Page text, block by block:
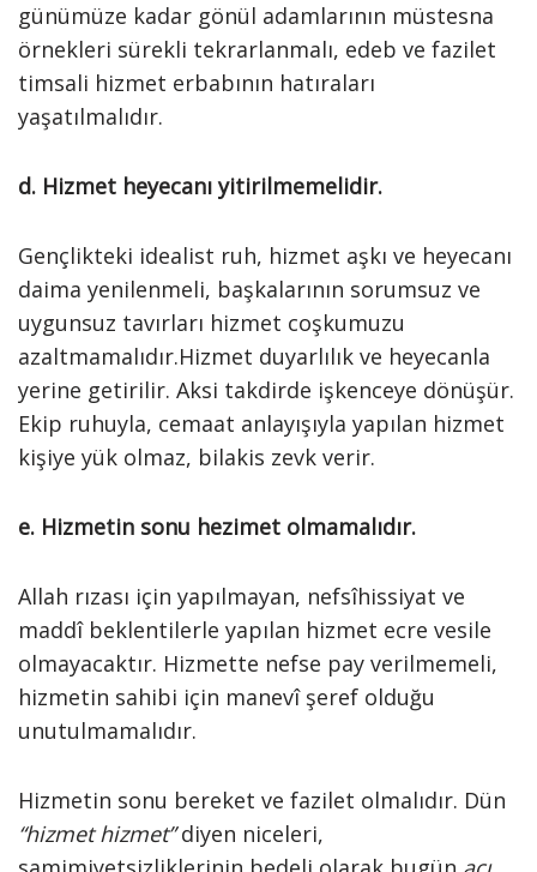
günümüze kadar gönül adamlarının müstesna
örnekleri sürekli tekrarlanmalı, edeb ve fazilet
timsali hizmet erbabının hatıraları
yaşatılmalıdır.
d. Hizmet heyecanı yitirilmemelidir.
Gençlikteki idealist ruh, hizmet aşkı ve heyecanı
daima yenilenmeli, başkalarının sorumsuz ve
uygunsuz tavırları hizmet coşkumuzu
azaltmamalıdır.Hizmet duyarlılık ve heyecanla
yerine getirilir. Aksi takdirde işkenceye dönüşür.
Ekip ruhuyla, cemaat anlayışıyla yapılan hizmet
kişiye yük olmaz, bilakis zevk verir.
e. Hizmetin sonu hezimet olmamalıdır.
Allah rızası için yapılmayan, nefsîhissiyat ve
maddî beklentilerle yapılan hizmet ecre vesile
olmayacaktır. Hizmette nefse pay verilmemeli,
hizmetin sahibi için manevî şeref olduğu
unutulmamalıdır.
Hizmetin sonu bereket ve fazilet olmalıdır. Dün
“hizmet hizmet”diyen niceleri,